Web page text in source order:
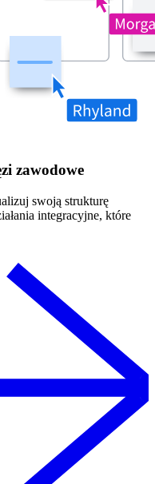
zawodowe
swoją strukturę
integracyjne, które